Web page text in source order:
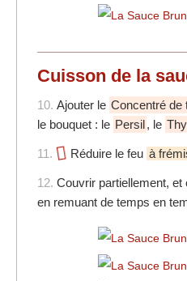
Cuisson de la
10. Ajouter le Concentré de
le bouquet : le Persil, le
11. Réduire le feu à
12. Couvrir partiellement, et
en remuant de temps en